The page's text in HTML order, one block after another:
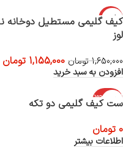
-30%
کیف گلیمی مستطیل دوخانه
لوز
1,650,000 تومان 1,155,000 تومان
افزودن به سبد خرید
اتمام موجود
ی
ست کیف گلیمی دو تکه
0 تومان
اطلاعات بیشتر